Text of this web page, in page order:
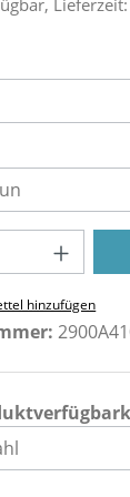
Anzahl:
hinzufügen